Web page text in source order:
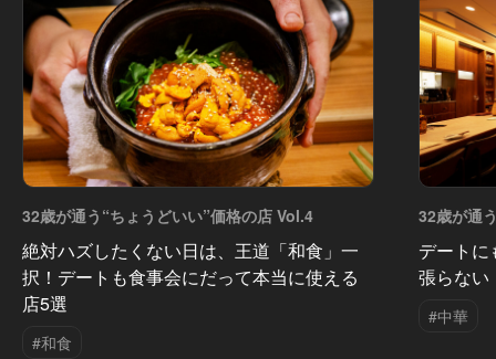
32歳が通う“ちょうどいい”価格の店 Vol.4
絶対ハズしたくない日は、王道「和食」一
択！デートも食事会にだって本当に使える
店5選
#和食
32歳が通
デート
張らない
#中華